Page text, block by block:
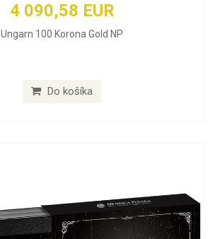
4 090,58 EUR
Ungarn 100 Korona Gold NP
Do košíka